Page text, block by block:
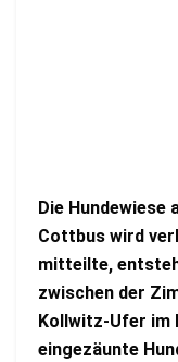
Die
Cottbus wird
mitteilte,
zwischen der
Kollwitz-Ufer im
eingezäunte